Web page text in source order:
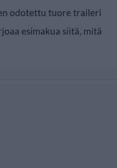
odotettu tuore traileri
esimakua siitä, mitä